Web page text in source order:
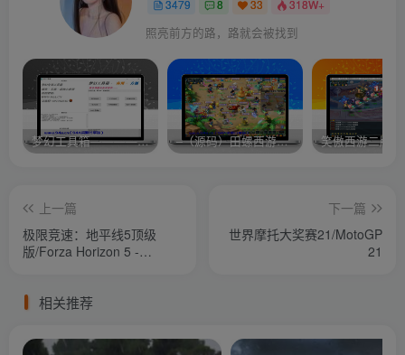
3479 8 33 318W+
照亮前方的路，路就会被找到
梦幻工具箱————-免费 –（源码）田螺西游9.0 假人摆摊18门派飞升渡劫化圣助战最新BB谛听…. 笑傲西游二版-
上一篇
极限竞速：地平线5顶级
版/Forza Horizon 5 -
下一篇
世界摩托大奖赛21/MotoGP
21
相关推荐